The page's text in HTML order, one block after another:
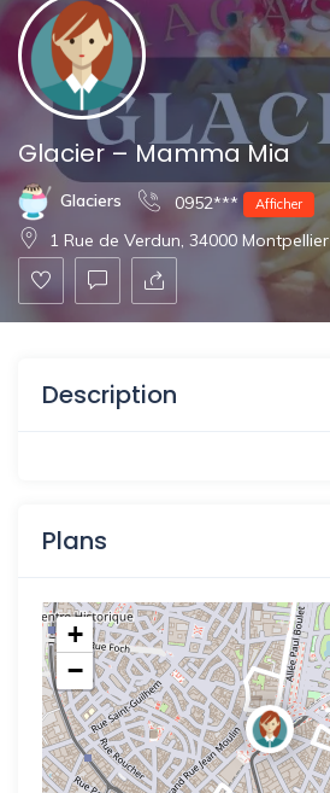
Glacier – Mamma Mia
Glaciers 0952*** Afficher
1 Rue de Verdun, 34000 Montpellier
Description
Plans
+
−